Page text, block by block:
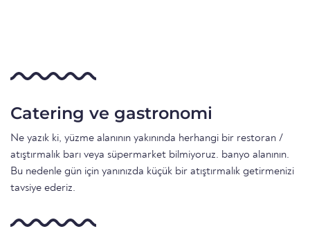
Catering ve gastronomi
Ne yazık ki, yüzme alanının yakınında herhangi bir restoran /
atıştırmalık barı veya süpermarket bilmiyoruz. banyo alanının.
Bu nedenle gün için yanınızda küçük bir atıştırmalık getirmenizi
tavsiye ederiz.